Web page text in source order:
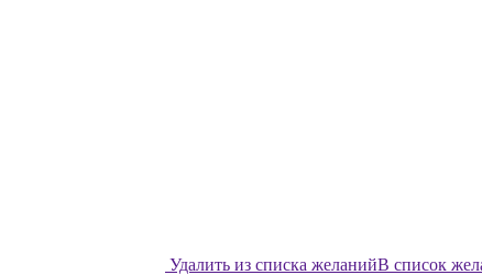
Удалить из списка желанийВ список